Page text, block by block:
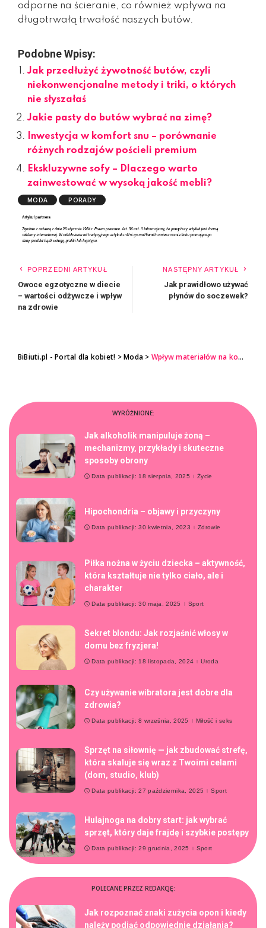
odporne na ścieranie, co również wpływa na
długotrwałą trwałość naszych butów.
Podobne Wpisy:
Jak przedłużyć żywotność butów, czyli
niekonwencjonalne metody i triki, o których
nie słyszałaś
Jakie pasty do butów wybrać na zimę?
Inwestycja w komfort snu – porównanie
różnych rodzajów pościeli premium
Ekskluzywne sofy – Dlaczego warto
zainwestować w wysoką jakość mebli?
MODA PORADY
POPRZEDNI ARTYKUŁ
Owoce egzotyczne w diecie
– wartości odżywcze i wpływ
na zdrowie
NASTĘPNY ARTYKUŁ
Jak prawidłowo używać
płynów do soczewek?
BiBiuti.pl - Portal dla kobiet! >Moda > Wpływ materiałów na komfort i trwałość obuwia dla mężczyzn
WYRÓŻNIONE:
Jak alkoholik manipuluje żoną –
mechanizmy, przykłady i skuteczne
sposoby obrony
Data publikacji: 18 sierpnia, 2025 Życie
Hipochondria – objawy i przyczyny
Data publikacji: 30 kwietnia, 2023 Zdrowie
Piłka nożna w życiu dziecka – aktywność,
która kształtuje nie tylko ciało, ale i
charakter
Data publikacji: 30 maja, 2025 Sport
Sekret blondu: Jak rozjaśnić włosy w
domu bez fryzjera!
Data publikacji: 18 listopada, 2024 Uroda
Czy używanie wibratora jest dobre dla
zdrowia?
Data publikacji: 8 września, 2025 Miłość i seks
Sprzęt na siłownię — jak zbudować strefę,
która skaluje się wraz z Twoimi celami
(dom, studio, klub)
Data publikacji: 27 października, 2025 Sport
Hulajnoga na dobry start: jak wybrać
sprzęt, który daje frajdę i szybkie postępy
Data publikacji: 29 grudnia, 2025 Sport
POLECANE PRZEZ REDAKCJĘ:
Jak rozpoznać znaki zużycia opon i kiedy
należy podjąć odpowiednie działania?